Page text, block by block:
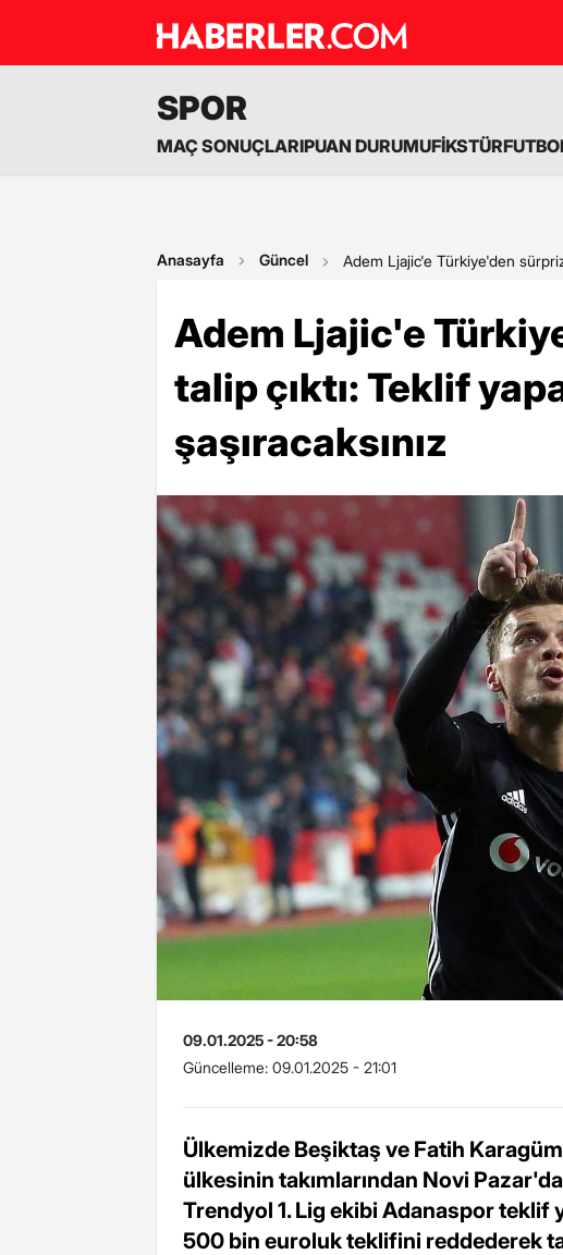
SPOR
MAÇ SONUÇLARIPUAN DURUMUFİKSTÜR
Anasayfa Güncel Adem Ljajic'e Türkiye'den sürpriz
Adem Ljajic'e
talip çıktı: Teklif
şaşıracaksınız
09.01.2025 - 20:58
Güncelleme: 09.01.2025 - 21:01
Ülkemizde Beşiktaş ve Fatih
ülkesinin takımlarından Novi
Trendyol 1. Lig ekibi Adanaspor teklif
500 bin euroluk teklifini reddederek